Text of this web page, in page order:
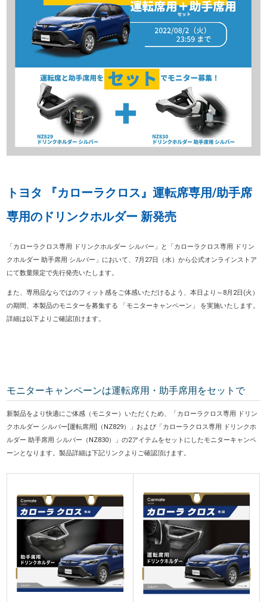
トヨタ 『カローラクロス』運転席専用/助手席
専用のドリンクホルダー 新発売
「カローラクロス専用 ドリンクホルダー シルバー」と「カローラクロス専用 ドリン
クホルダー 助手席用 シルバー」において、7月27日（水）から公式オンラインストア
にて数量限定で先行発売いたします。
また、専用品ならではのフィット感をご体感いただけるよう、本日より～8月2日(火）
の期間、本製品のモニターを募集する 「モニターキャンペーン」 を実施いたします。
詳細は以下よりご確認頂けます。
モニターキャンペーンは運転席用・助手席用をセットで
新製品をより快適にご体感（モニター）いただくため、「カローラクロス専用 ドリン
クホルダー シルバー[運転席用]（NZ829）」および「カローラクロス専用 ドリンクホ
ルダー 助手席用 シルバー（NZ830）」の2アイテムをセットにしたモニターキャンペ
ーンとなります。製品詳細は下記リンクよりご確認頂けます。